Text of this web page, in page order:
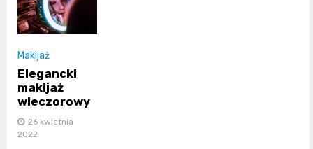
Makijaż
Elegancki
makijaż
wieczorowy
26 kwietnia
2022